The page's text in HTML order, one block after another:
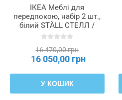
ручки
Матеріал
Матеріал
фасаду
ІКЕА Меблі для
передпокою, набір 2 шт.,
білий STÄLL СТЕЛЛ /
NORDLI НОРДЛІ,
16 470,00 грн
16 050,00 грн
У КОШИК